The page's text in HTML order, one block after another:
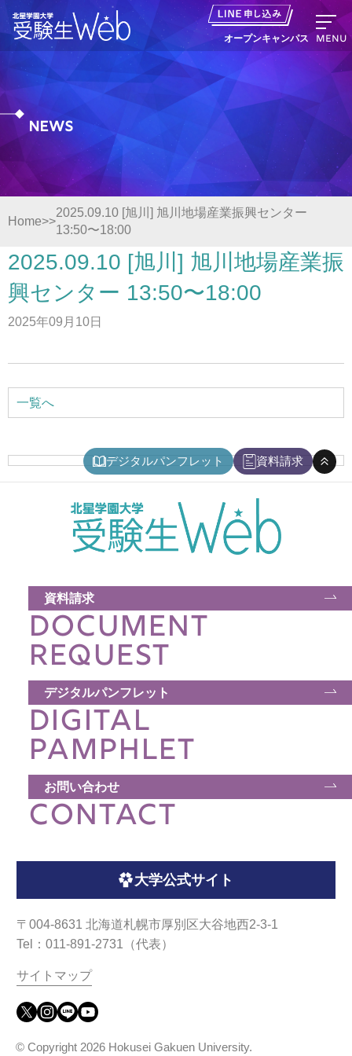
オープンキャンパス MENU
資料請求
出願の流れ
オープンキャンパス LINE申し込み
ニュース
デジタルパンフレット
お問い合わせ
サイトマップ
入試情報
キャンパスライフ
就職・キャリア
ウェブマガジン
学費・奨学金
大学公式サイト
〒004-8631 北海道札幌市厚別区大谷地西2-3-1
Tel：011-891-2731（代表）
サイトマップ
All rights reserved.
News
Home
2025.09.10 [旭川] 旭川地場産業振興センター
13:50〜18:00
2025.09.10 [旭川] 旭川地場産業振
興センター 13:50〜18:00
2025年09月10日
一覧へ
資料請求
DOCUMENT
REQUEST
デジタルパンフレット
DIGITAL
PAMPHLET
お問い合わせ
CONTACT
大学公式サイト
〒004-8631 北海道札幌市厚別区大谷地西2-3-1
Tel：011-891-2731（代表）
サイトマップ
© Copyright 2026 Hokusei Gakuen University.
デジタルパンフレット 資料請求